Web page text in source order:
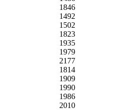
1846
1492
1502
1823
1935
1979
2177
1814
1909
1990
1986
2010